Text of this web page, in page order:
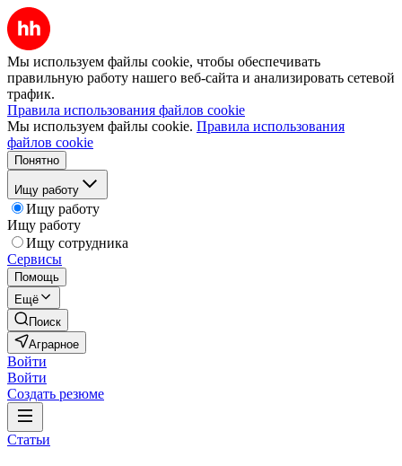
Мы используем файлы cookie, чтобы обеспечивать
правильную работу нашего веб-сайта и анализировать сетевой
трафик.
Правила использования файлов cookie
Мы используем файлы cookie. Правила использования
файлов cookie
Понятно
Ищу работу
Ищу работу
Ищу работу
Ищу сотрудника
Сервисы
Помощь
Ещё
Поиск
Аграрное
Войти
Войти
Создать резюме
Статьи